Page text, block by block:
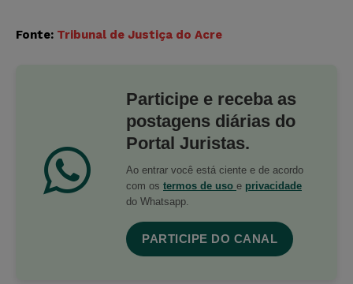
Fonte: Tribunal de Justiça do Acre
Participe e receba as
postagens diárias do
Portal Juristas.
Ao entrar você está ciente e de acordo
com os termos de uso e privacidade
do Whatsapp.
PARTICIPE DO CANAL